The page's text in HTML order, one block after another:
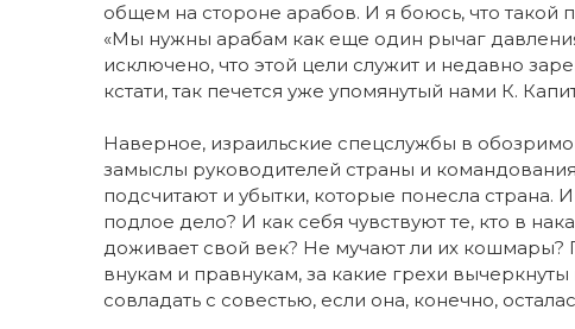
общем на стороне арабов. И я боюсь, что такой
«Мы нужны арабам как еще один рычаг
исключено, что этой цели служит и недавно
кстати, так печется уже упомянутый нами К.
Наверное, израильские спецслужбы в
замыслы руководителей страны и
подсчитают и убытки, которые понесла страна.
подлое дело? И как себя чувствуют те, кто в
доживает свой век? Не мучают ли их кошмары?
внукам и правнукам, за какие грехи
совладать с совестью, если она, конечно,